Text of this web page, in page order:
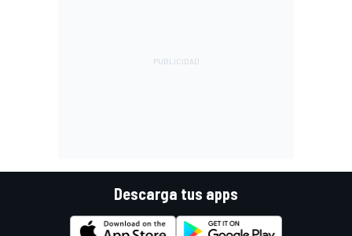
Descarga tus apps